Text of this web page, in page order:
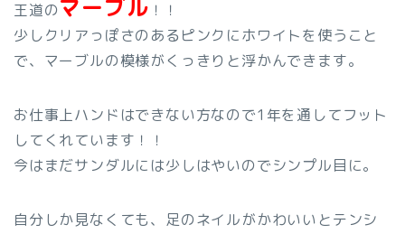
王道のマーブル ！！
少しクリアっぽさのあるピンクにホワイトを使うこと
で、マーブルの模様がくっきりと浮かんできます。
お仕事上ハンドはできない方なので1年を通してフット
してくれています！！
今はまだサンダルには少しはやいのでシンプル目に。
自分しか見なくても、足のネイルがかわいいとテンシ